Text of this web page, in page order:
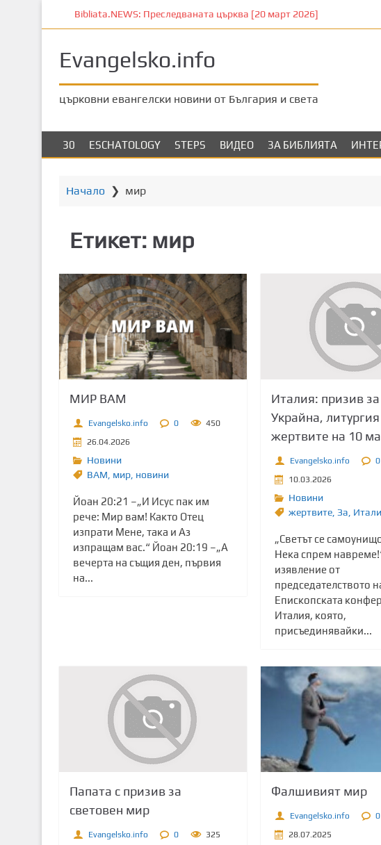
к
Bibliata.NEWS: Преследваната църква [20 март 2026]
Evangelsko.info
църковни евангелски новини от България и света
30 ESCHATOLOGY STEPS ВИДЕО ЗА БИБЛИЯТА
Начало ❯ мир
Етикет: мир
МИР ВАМ
Evangelsko.info 0
450
26.04.2026
Новини
ВАМ мир, новини
Йоан 20:21 –„И Исус пак им
рече: Мир вам! Както Отец
изпрати Мене, така и Аз
изпращам вас.“ Йоан 20:19 –„А
вечерта на същия ден, първия
на...
Италия: призив
Украйна, литургия
жертвите на 10
Evangelsko.info 0
10.03.2026
Новини
жертвите, Зa
„Светът се
Нека спрем
изявление от
председателството
Епископската
Италия, която,
присъединявайки...
Папата с призив за
световен мир
Evangelsko.info 0
325
Фалшивият мир
Evangelsko.info 0
28.07.2025